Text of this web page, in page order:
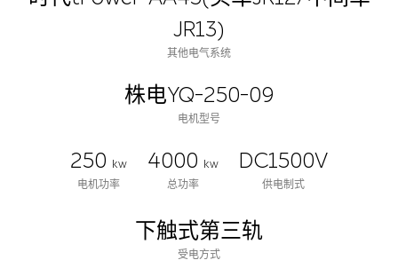
JR13)
其他电气系统
株电YQ-250-09
电机型号
250
kw
电机功率
4000
kw
总功率
DC1500V
供电制式
下触式第三轨
受电方式